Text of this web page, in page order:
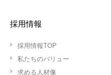
採用情報
採用情報TOP
私たちのバリュー
求める人材像